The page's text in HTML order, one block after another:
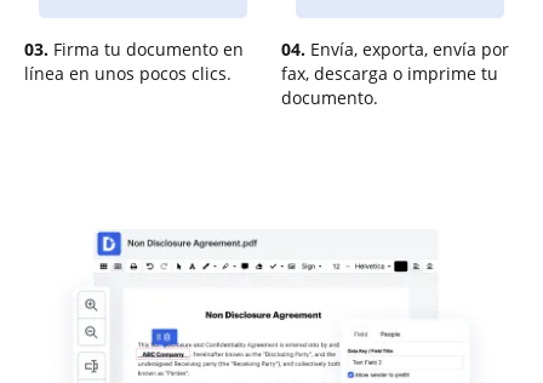
03. Firma tu documento en
línea en unos pocos clics.
04. Envía, exporta, envía por
fax, descarga o imprime tu
documento.